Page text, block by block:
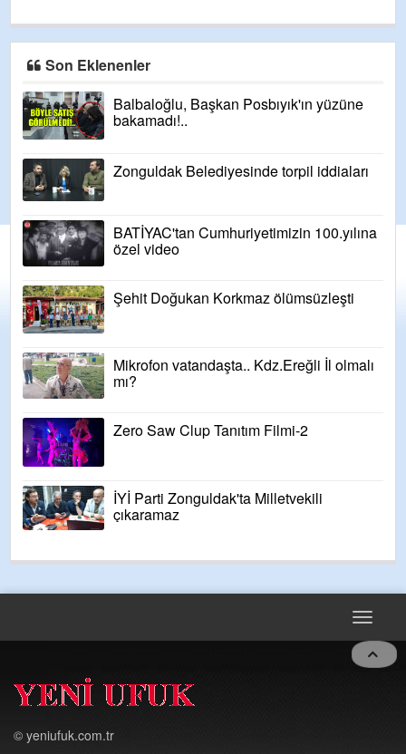
Son Eklenenler
Balbaloğlu, Başkan Posbıyık'ın yüzüne
bakamadı!..
Zonguldak Belediyesinde torpil iddiaları
BATİYAC'tan Cumhuriyetimizin 100.yılına
özel video
Şehit Doğukan Korkmaz ölümsüzleşti
Mikrofon vatandaşta.. Kdz.Ereğli İl olmalı
mı?
Zero Saw Clup Tanıtım Filmi-2
İYİ Parti Zonguldak'ta Milletvekili
çıkaramaz
Toggle
© yeniufuk.com.tr